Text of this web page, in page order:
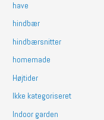
have
hindbær
hindbærsnitter
homemade
Højtider
Ikke kategoriseret
Indoor garden